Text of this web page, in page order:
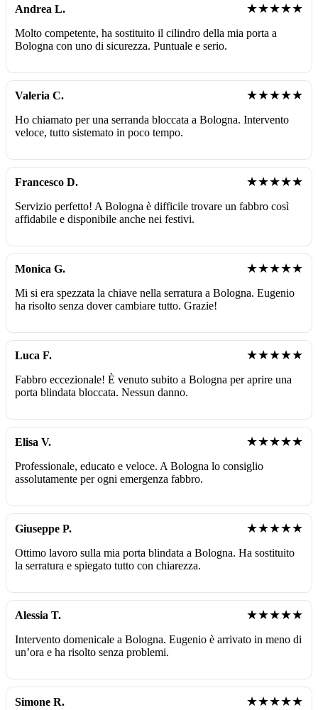
Andrea L. ★★★★★
Molto competente, ha sostituito il cilindro della mia porta a
Bologna con uno di sicurezza. Puntuale e serio.
Valeria C. ★★★★★
Ho chiamato per una serranda bloccata a Bologna. Intervento
veloce, tutto sistemato in poco tempo.
Francesco D. ★★★★★
Servizio perfetto! A Bologna è difficile trovare un fabbro così
affidabile e disponibile anche nei festivi.
Monica G. ★★★★★
Mi si era spezzata la chiave nella serratura a Bologna. Eugenio
ha risolto senza dover cambiare tutto. Grazie!
Luca F. ★★★★★
Fabbro eccezionale! È venuto subito a Bologna per aprire una
porta blindata bloccata. Nessun danno.
Elisa V. ★★★★★
Professionale, educato e veloce. A Bologna lo consiglio
assolutamente per ogni emergenza fabbro.
Giuseppe P. ★★★★★
Ottimo lavoro sulla mia porta blindata a Bologna. Ha sostituito
la serratura e spiegato tutto con chiarezza.
Alessia T. ★★★★★
Intervento domenicale a Bologna. Eugenio è arrivato in meno di
un’ora e ha risolto senza problemi.
Simone R. ★★★★★